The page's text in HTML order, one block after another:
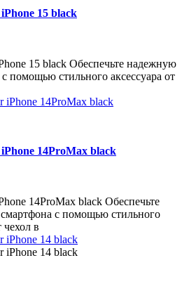
15 black
15 black Обеспечьте надежную
помощью стильного аксессуара от
14ProMax black
14ProMax black Обеспечьте
с помощью стильного
чехол в